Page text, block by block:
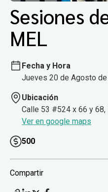
Sesiones
MEL
Fecha y Hora
Jueves 20 de Agosto de
Ubicación
Calle 53 #524 x 66 y 68,
Ver en google maps
500
Compartir